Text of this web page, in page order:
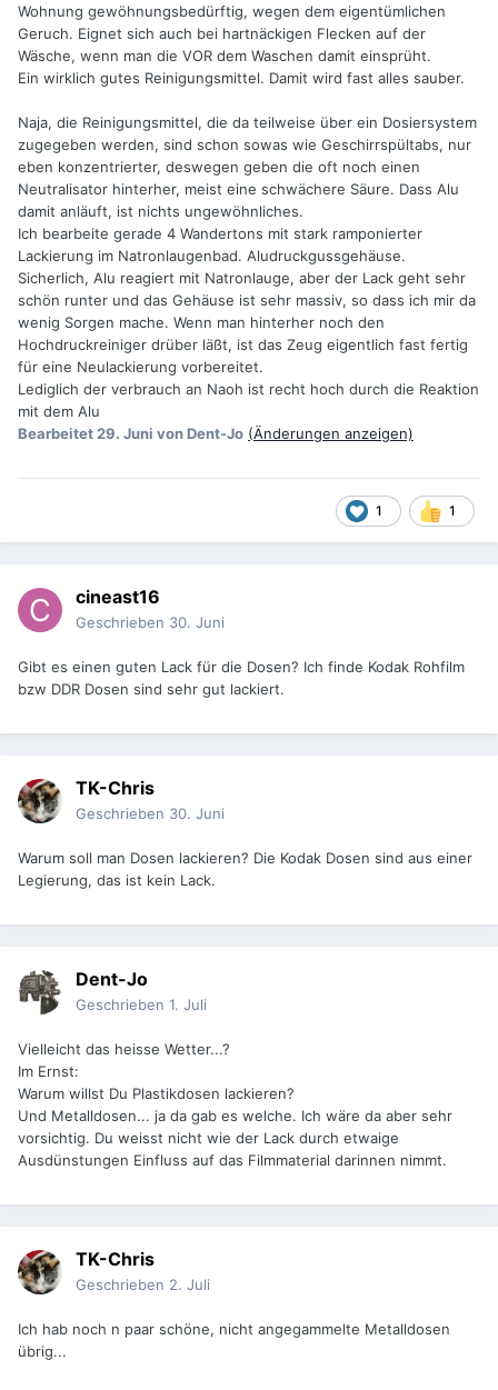
Wohnung gewöhnungsbedürftig, wegen dem eigentümlichen
Geruch. Eignet sich auch bei hartnäckigen Flecken auf der
Wäsche, wenn man die VOR dem Waschen damit einsprüht.
Ein wirklich gutes Reinigungsmittel. Damit wird fast alles sauber.
Naja, die Reinigungsmittel, die da teilweise über ein Dosiersystem
zugegeben werden, sind schon sowas wie Geschirrspültabs, nur
eben konzentrierter, deswegen geben die oft noch einen
Neutralisator hinterher, meist eine schwächere Säure. Dass Alu
damit anläuft, ist nichts ungewöhnliches.
Ich bearbeite gerade 4 Wandertons mit stark ramponierter
Lackierung im Natronlaugenbad. Aludruckgussgehäuse.
Sicherlich, Alu reagiert mit Natronlauge, aber der Lack geht sehr
schön runter und das Gehäuse ist sehr massiv, so dass ich mir da
wenig Sorgen mache. Wenn man hinterher noch den
Hochdruckreiniger drüber läßt, ist das Zeug eigentlich fast fertig
für eine Neulackierung vorbereitet.
Lediglich der verbrauch an Naoh ist recht hoch durch die Reaktion
mit dem Alu
Bearbeitet29. Juni von Dent-Jo (Änderungen anzeigen)
1 1
cineast16
Geschrieben 30. Juni
Gibt es einen guten Lack für die Dosen? Ich finde Kodak Rohfilm
bzw DDR Dosen sind sehr gut lackiert.
TK-Chris
Geschrieben 30. Juni
Warum soll man Dosen lackieren? Die Kodak Dosen sind aus einer
Legierung, das ist kein Lack.
Dent-Jo
Geschrieben 1. Juli
Vielleicht das heisse Wetter...?
Im Ernst:
Warum willst Du Plastikdosen lackieren?
Und Metalldosen... ja da gab es welche. Ich wäre da aber sehr
vorsichtig. Du weisst nicht wie der Lack durch etwaige
Ausdünstungen Einfluss auf das Filmmaterial darinnen nimmt.
TK-Chris
Geschrieben 2. Juli
Ich hab noch n paar schöne, nicht angegammelte Metalldosen
übrig...